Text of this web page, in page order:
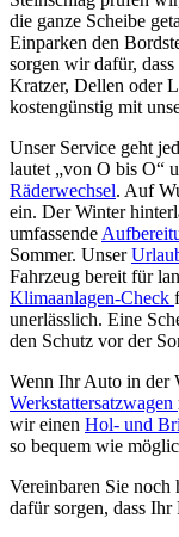
die ganze Scheibe
Einparken den
sorgen wir dafür,
Kratzer, Dellen oder
kostengünstig mit
Unser Service geht
lautet „von O bis O“
Räderwechsel. Auf
ein. Der Winter
umfassende
Sommer. Unser
Fahrzeug bereit für
Klimaanlagen-Check
unerlässlich. Eine
den Schutz vor der
Wenn Ihr Auto in der
Werkstattersatzwagen
wir einen Hol- und
so bequem wie
Vereinbaren Sie noch
dafür sorgen, dass